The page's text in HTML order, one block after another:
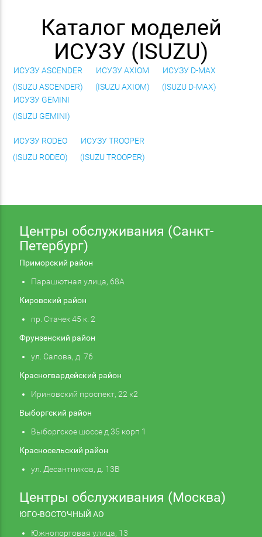
Каталог моделей
ИСУЗУ (ISUZU)
ИСУЗУ ASCENDER
(ISUZU ASCENDER)
ИСУЗУ AXIOM
(ISUZU AXIOM)
ИСУЗУ D-MAX
(ISUZU D-MAX)
ИСУЗУ GEMINI
(ISUZU GEMINI)
ИСУЗУ RODEO
(ISUZU RODEO)
ИСУЗУ TROOPER
(ISUZU TROOPER)
Центры обслуживания (Санкт-
Петербург)
Приморский район
Парашютная улица, 68А
Кировский район
пр. Стачек 45 к. 2
Фрунзенский район
ул. Салова, д. 76
Красногвардейский район
Ириновский проспект, 22 к2
Выборгский район
Выборгское шоссе д 35 корп 1
Красносельский район
ул. Десантников, д. 13В
Центры обслуживания (Москва)
ЮГО-ВОСТОЧНЫЙ АО
Южнопортовая улица, 13